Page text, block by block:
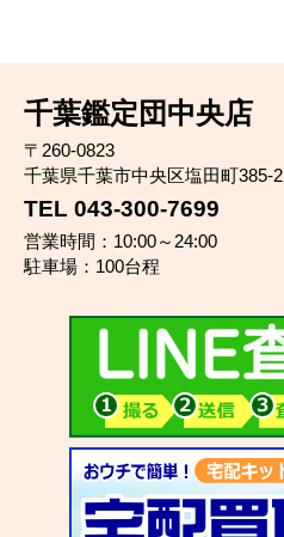
千葉鑑定団中央店
〒260-0823
千葉県千葉市中央区塩田町385-2
TEL 043-300-7699
営業時間：10:00～24:00
駐車場：100台程